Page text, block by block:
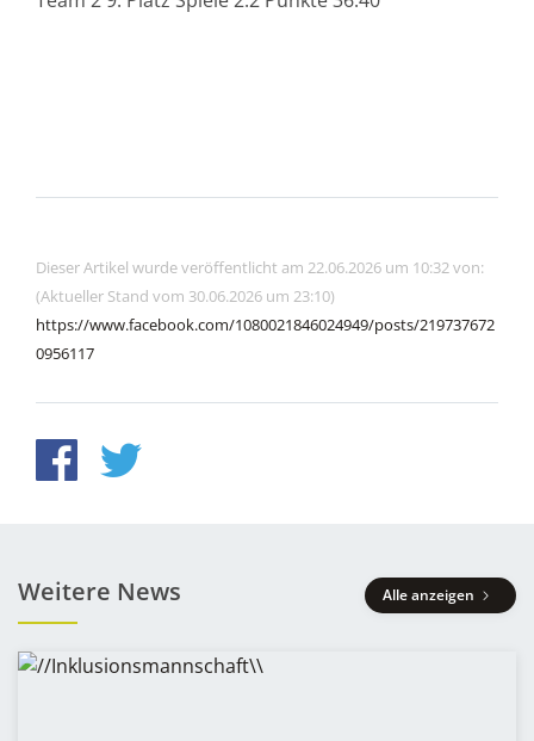
Dieser Artikel wurde veröffentlicht am 22.06.2026 um 10:32 von:
(Aktueller Stand vom 30.06.2026 um 23:10)
https://www.facebook.com/1080021846024949/posts/219737672
0956117
Weitere News Alle anzeigen